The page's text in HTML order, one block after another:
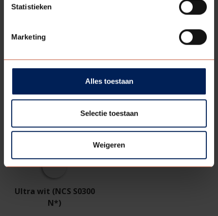
Statistieken
Marketing
Alles toestaan
Selectie toestaan
Weigeren
Technische tekening
Montage instructie - 212
BESCHIKBAREKLEUREN
Kristalwit (RAL 9010*)
Ultra wit (NCS S0300
N*)